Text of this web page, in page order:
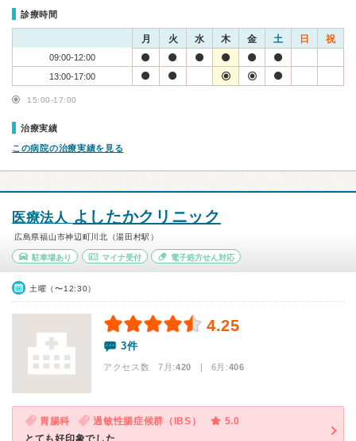
診療時間
月 火 水 木 金 土 日 祝
09:00-12:00
13:00-17:00
15:00-17:00
治療実績
この病院の治療実績を見る
医療法人 よしたかクリニック
広島県福山市神辺町川北（湯田村駅）
駐車場あり マイナ受付 電子処方せん対応
土曜（〜12:30）
4.25
3件
アクセス数 7月:420 | 6月:406
胃腸科 過敏性腸症候群（IBS）
5.0
とても好印象でした